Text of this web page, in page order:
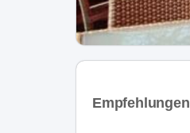
Empfehlungen